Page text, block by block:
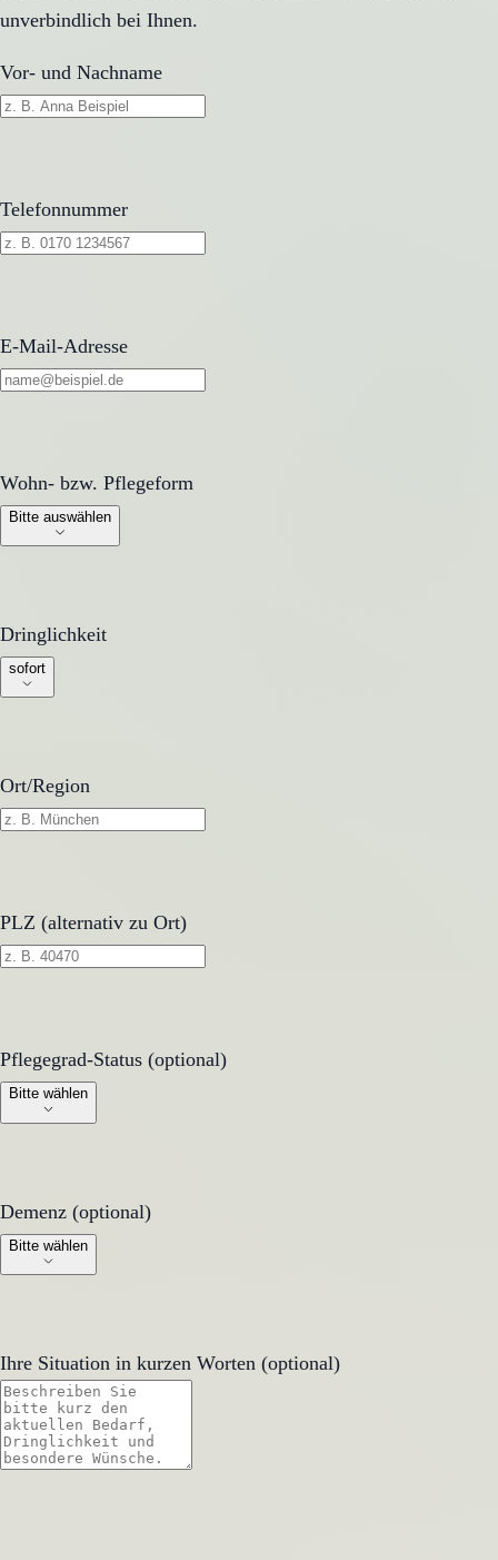
unverbindlich bei Ihnen.
Vor- und Nachname
Telefonnummer
E-Mail-Adresse
Wohn- bzw. Pflegeform
Wohn- bzw. Pflegeform
Bitte auswählen
Dringlichkeit
Dringlichkeit
sofort
Ort/Region
PLZ (alternativ zu Ort)
Pflegegrad-Status (optional)
Pflegegrad-Status (optional)
Bitte wählen
Demenz (optional)
Demenz (optional)
Bitte wählen
Ihre Situation in kurzen Worten (optional)